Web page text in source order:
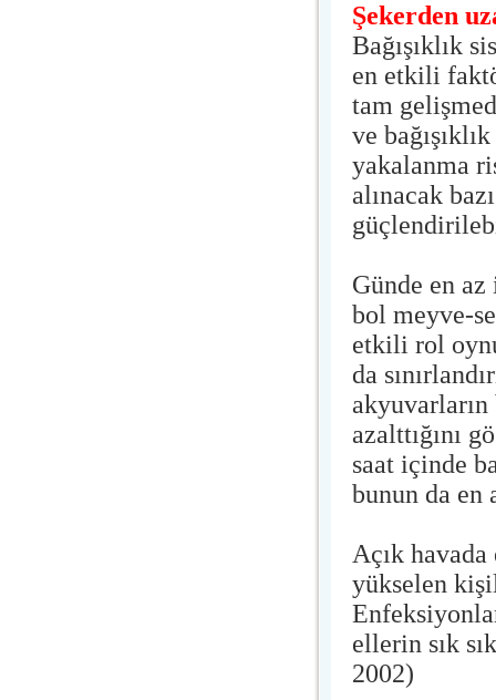
Şekerden
Bağışıklık
en etkili
tam
ve
yakalanma
alınacak
Günde en
bol meyve-
etkili rol
da
azalttığını
saat içinde
bunun da en
Açık
yükselen
ellerin sık
2002)